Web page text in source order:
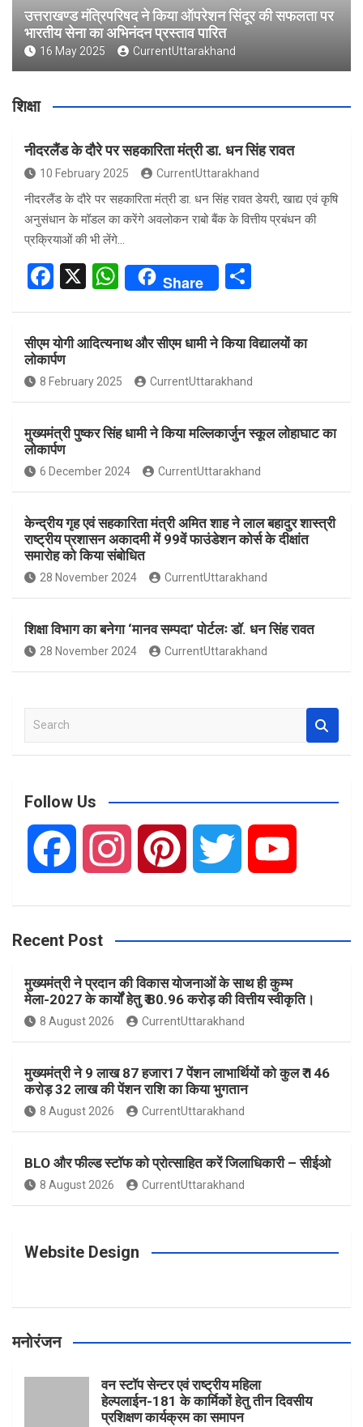
उत्तराखण्ड मंत्रिपरिषद ने किया ऑपरेशन सिंदूर की सफलता पर
भारतीय सेना का अभिनंदन प्रस्ताव पारित
16 May 2025 CurrentUttarakhand
शिक्षा
नीदरलैंड के दौरे पर सहकारिता मंत्री डा. धन सिंह रावत
10 February 2025 CurrentUttarakhand
नीदरलैंड के दौरे पर सहकारिता मंत्री डा. धन सिंह रावत डेयरी, खाद्य एवं कृषि
अनुसंधान के मॉडल का करेंगे अवलोकन राबो बैंक के वित्तीय प्रबंधन की
प्रक्रियाओं की भी लेंगे…
F
ce
b
o
o
k
X
W
s
A
p
p
Share
ar
e
सीएम योगी आदित्यनाथ और सीएम धामी ने किया विद्यालयों का
लोकार्पण
8 February 2025 CurrentUttarakhand
मुख्यमंत्री पुष्कर सिंह धामी ने किया मल्लिकार्जुन स्कूल लोहाघाट का
लोकार्पण
6 December 2024 CurrentUttarakhand
केन्द्रीय गृह एवं सहकारिता मंत्री अमित शाह ने लाल बहादुर शास्त्री
राष्ट्रीय प्रशासन अकादमी में 99वें फाउंडेशन कोर्स के दीक्षांत
समारोह को किया संबोधित
28 November 2024 CurrentUttarakhand
शिक्षा विभाग का बनेगा ‘मानव सम्पदा’ पोर्टलः डॉ. धन सिंह रावत
28 November 2024 CurrentUttarakhand
a
c
Follow Us
c
e
b
o
k
s
t
a
g
a
n
t
e
r
s
i
t
t
e
u
T
u
Recent Post
मुख्यमंत्री ने प्रदान की विकास योजनाओं के साथ ही कुम्भ
मेला-2027 के कार्यों हेतु ₹ 80.96 करोड़ की वित्तीय स्वीकृति।
8 August 2026 CurrentUttarakhand
मुख्यमंत्री ने 9 लाख 87 हजार17 पेंशन लाभार्थियों को कुल ₹ 146
करोड़ 32 लाख की पेंशन राशि का किया भुगतान
8 August 2026 CurrentUttarakhand
BLO और फील्ड स्टॉफ को प्रोत्साहित करें जिलाधिकारी – सीईओ
8 August 2026 CurrentUttarakhand
Website Design
मनोरंजन
वन स्टॉप सेन्टर एवं राष्ट्रीय महिला
हेल्पलाईन-181 के कार्मिकों हेतु तीन दिवसीय
प्रशिक्षण कार्यक्रम का समापन